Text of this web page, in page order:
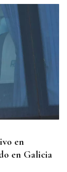
en
en Galicia